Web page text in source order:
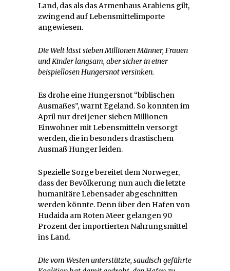
Land, das als das Armenhaus Arabiens gilt,
zwingend auf Lebensmittelimporte
angewiesen.
Die Welt lässt sieben Millionen Männer, Frauen
und Kinder langsam, aber sicher in einer
beispiellosen Hungersnot versinken.
Es drohe eine Hungersnot “biblischen
Ausmaßes”, warnt Egeland. So konnten im
April nur drei jener sieben Millionen
Einwohner mit Lebensmitteln versorgt
werden, die in besonders drastischem
Ausmaß Hunger leiden.
Spezielle Sorge bereitet dem Norweger,
dass der Bevölkerung nun auch die letzte
humanitäre Lebensader abgeschnitten
werden könnte. Denn über den Hafen von
Hudaida am Roten Meer gelangen 90
Prozent der importierten Nahrungsmittel
ins Land.
Die vom Westen unterstützte, saudisch geführte